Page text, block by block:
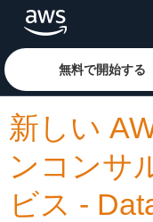
メインコンテンツに移動
アマゾン ウ
無料で開始する
新しい
ンコンサ
ビス -